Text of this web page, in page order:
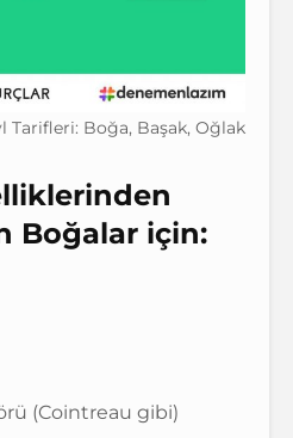
Tarifleri: Boğa, Başak, Oğlak
Boğalar için:
(Cointreau gibi)